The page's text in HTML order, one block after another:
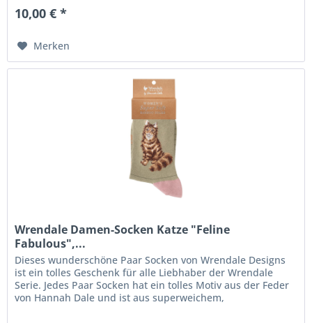
10,00 € *
Merken
Wrendale Damen-Socken Katze "Feline
Fabulous",...
Dieses wunderschöne Paar Socken von Wrendale Designs
ist ein tolles Geschenk für alle Liebhaber der Wrendale
Serie. Jedes Paar Socken hat ein tolles Motiv aus der Feder
von Hannah Dale und ist aus superweichem,